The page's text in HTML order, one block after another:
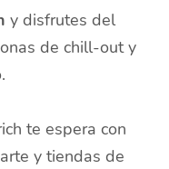
y disfrutes del
de chill-out y
te espera con
y tiendas de